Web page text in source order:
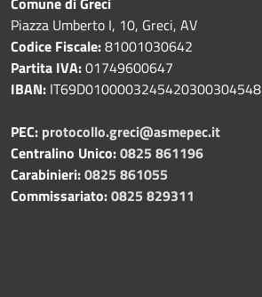
Piazza Umberto I, 10, Greci, AV
Codice Fiscale:81001030642
Partita IVA:01749600647
IBAN: IT69D0100003245420300304548
PEC: protocollo.greci@asmepec.it
Centralino Unico:0825 861196
Carabinieri:0825 861055
Commissariato:0825 829311